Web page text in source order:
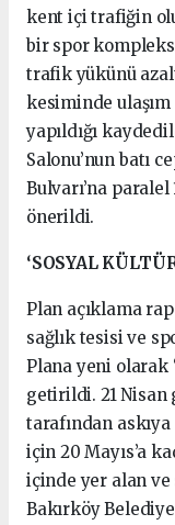
kent içi trafiğin
bir spor
trafik yükünü
kesiminde ulaşım
yapıldığı
Salonu’nun batı
Bulvarı’na
önerildi.
‘SOSYAL
Plan açıklama
sağlık tesisi ve
Plana yeni olarak
getirildi. 21 Nisan
tarafından
için 20 Mayıs’a
içinde yer alan
Bakırköy